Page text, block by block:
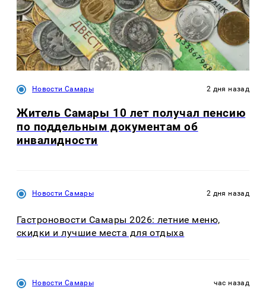
Новости Самары 2 дня назад
Житель Самары 10 лет получал пенсию
по поддельным документам об
инвалидности
Новости Самары 2 дня назад
Гастроновости Самары 2026: летние меню,
скидки и лучшие места для отдыха
Новости Самары час назад